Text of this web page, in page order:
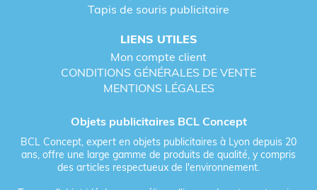
Tapis de souris publicitaire
LIENS UTILES
Mon compte client
CONDITIONS GÉNÉRALES DE VENTE
MENTIONS LÉGALES
Objets publicitaires BCL Concept
BCL Concept, expert en objets publicitaires à Lyon depuis 20
ans, offre une large gamme de produits de qualité, y compris
des articles respectueux de l'environnement.